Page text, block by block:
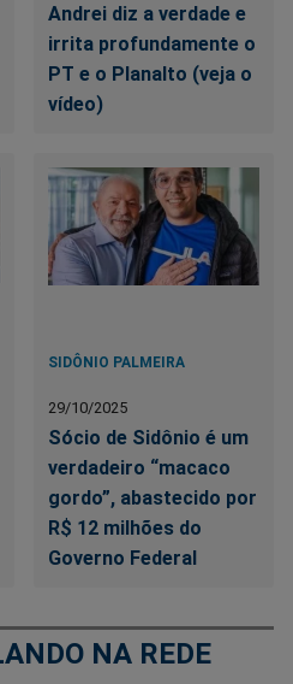
Andrei diz a verdade e
irrita profundamente o
PT e o Planalto (veja o
vídeo)
SIDÔNIO PALMEIRA
29/10/2025
Sócio de Sidônio é um
verdadeiro “macaco
gordo”, abastecido por
R$ 12 milhões do
Governo Federal
NA REDE